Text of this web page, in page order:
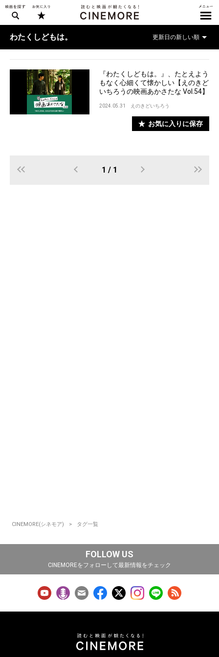
わたくしどもは。
『わたくしどもは。』、たとえよう
もなく心細くて懐かしい【えのきど
いちろうの映画あかさたな Vol.54】
2024.05.31 えのきどいちろう
お気に入りに保存
1 / 1
CINEMORE(シネモア) タグ一覧
FOLLOW US
CINEMOREをフォローして最新情報をチェック